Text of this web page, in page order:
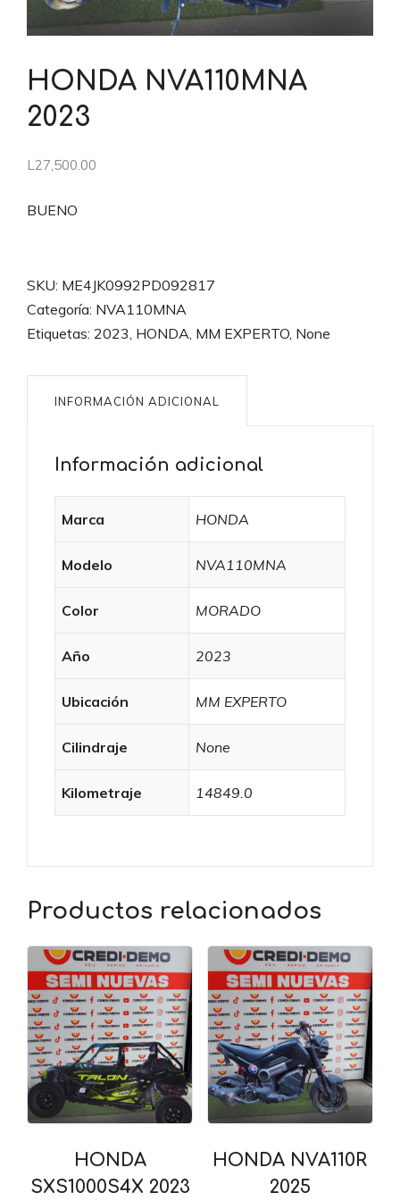
HONDA NVA110MNA
2023
L27,500.00
BUENO
NVA110MNA
2023
cantidad
SKU: ME4JK0992PD092817
Categoría: NVA110MNA
Etiquetas: 2023, HONDA, MM EXPERTO, None
INFORMACIÓN ADICIONAL
Información adicional
Marca HONDA
Modelo NVA110MNA
Color MORADO
Año 2023
Ubicación MM EXPERTO
Cilindraje None
Kilometraje 14849.0
Productos relacionados
HONDA
SXS1000S4X 2023
HONDA NVA110R
2025